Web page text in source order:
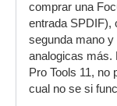
comprar una
entrada SPDIF),
segunda mano
analogicas más.
Pro Tools 11, no
cual no se si